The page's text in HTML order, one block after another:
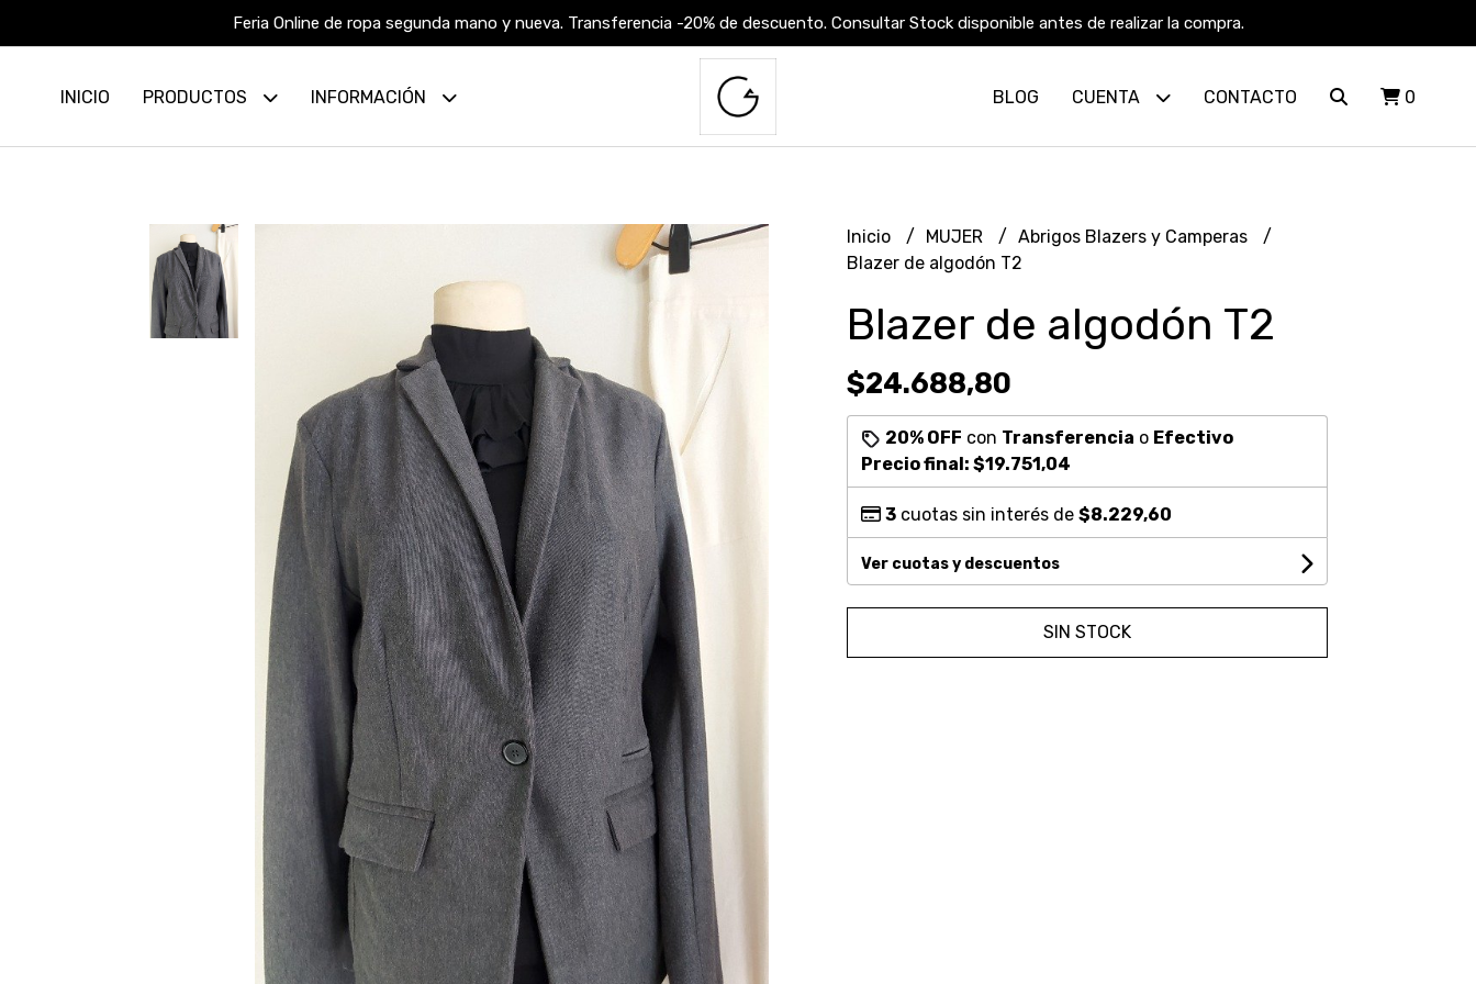
Feria Online de ropa segunda mano y nueva. Transferencia -20% de descuento. Consultar Stock disponible antes de realizar la compra.
INICIO PRODUCTOS INFORMACIÓN BLOG CUENTA CONTACTO 0
Inicio MUJER
Abrigos Blazers y Camperas
Blazer de algodón T2
Blazer de algodón T2
$24.688,80
20% OFF con Transferencia o Efectivo
Precio final: $19.751,04
3cuotas sin interés de $8.229,60
Ver cuotas y descuentos
SIN STOCK